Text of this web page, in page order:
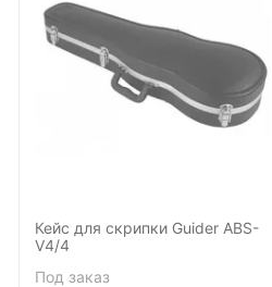
Кейс для скрипки Guider ABS-
V4/4
Под заказ